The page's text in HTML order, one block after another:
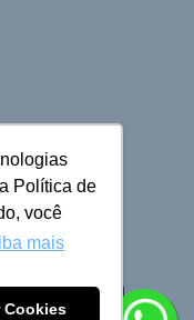
Política de
você
mais
Cookies
Cruzeiro do Sul